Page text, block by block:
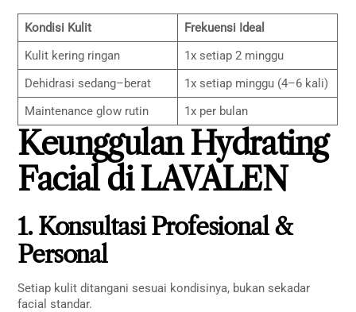
Kondisi Kulit
Frekuensi Ideal
Kulit kering ringan
1x setiap 2 minggu
Dehidrasi sedang–berat
1x setiap minggu (4–6 kali)
Maintenance glow rutin
1x per bulan
Keunggulan Hydrating
Facial di LAVALEN
1. Konsultasi Profesional &
Personal
Setiap kulit ditangani sesuai kondisinya, bukan sekadar
facial standar.